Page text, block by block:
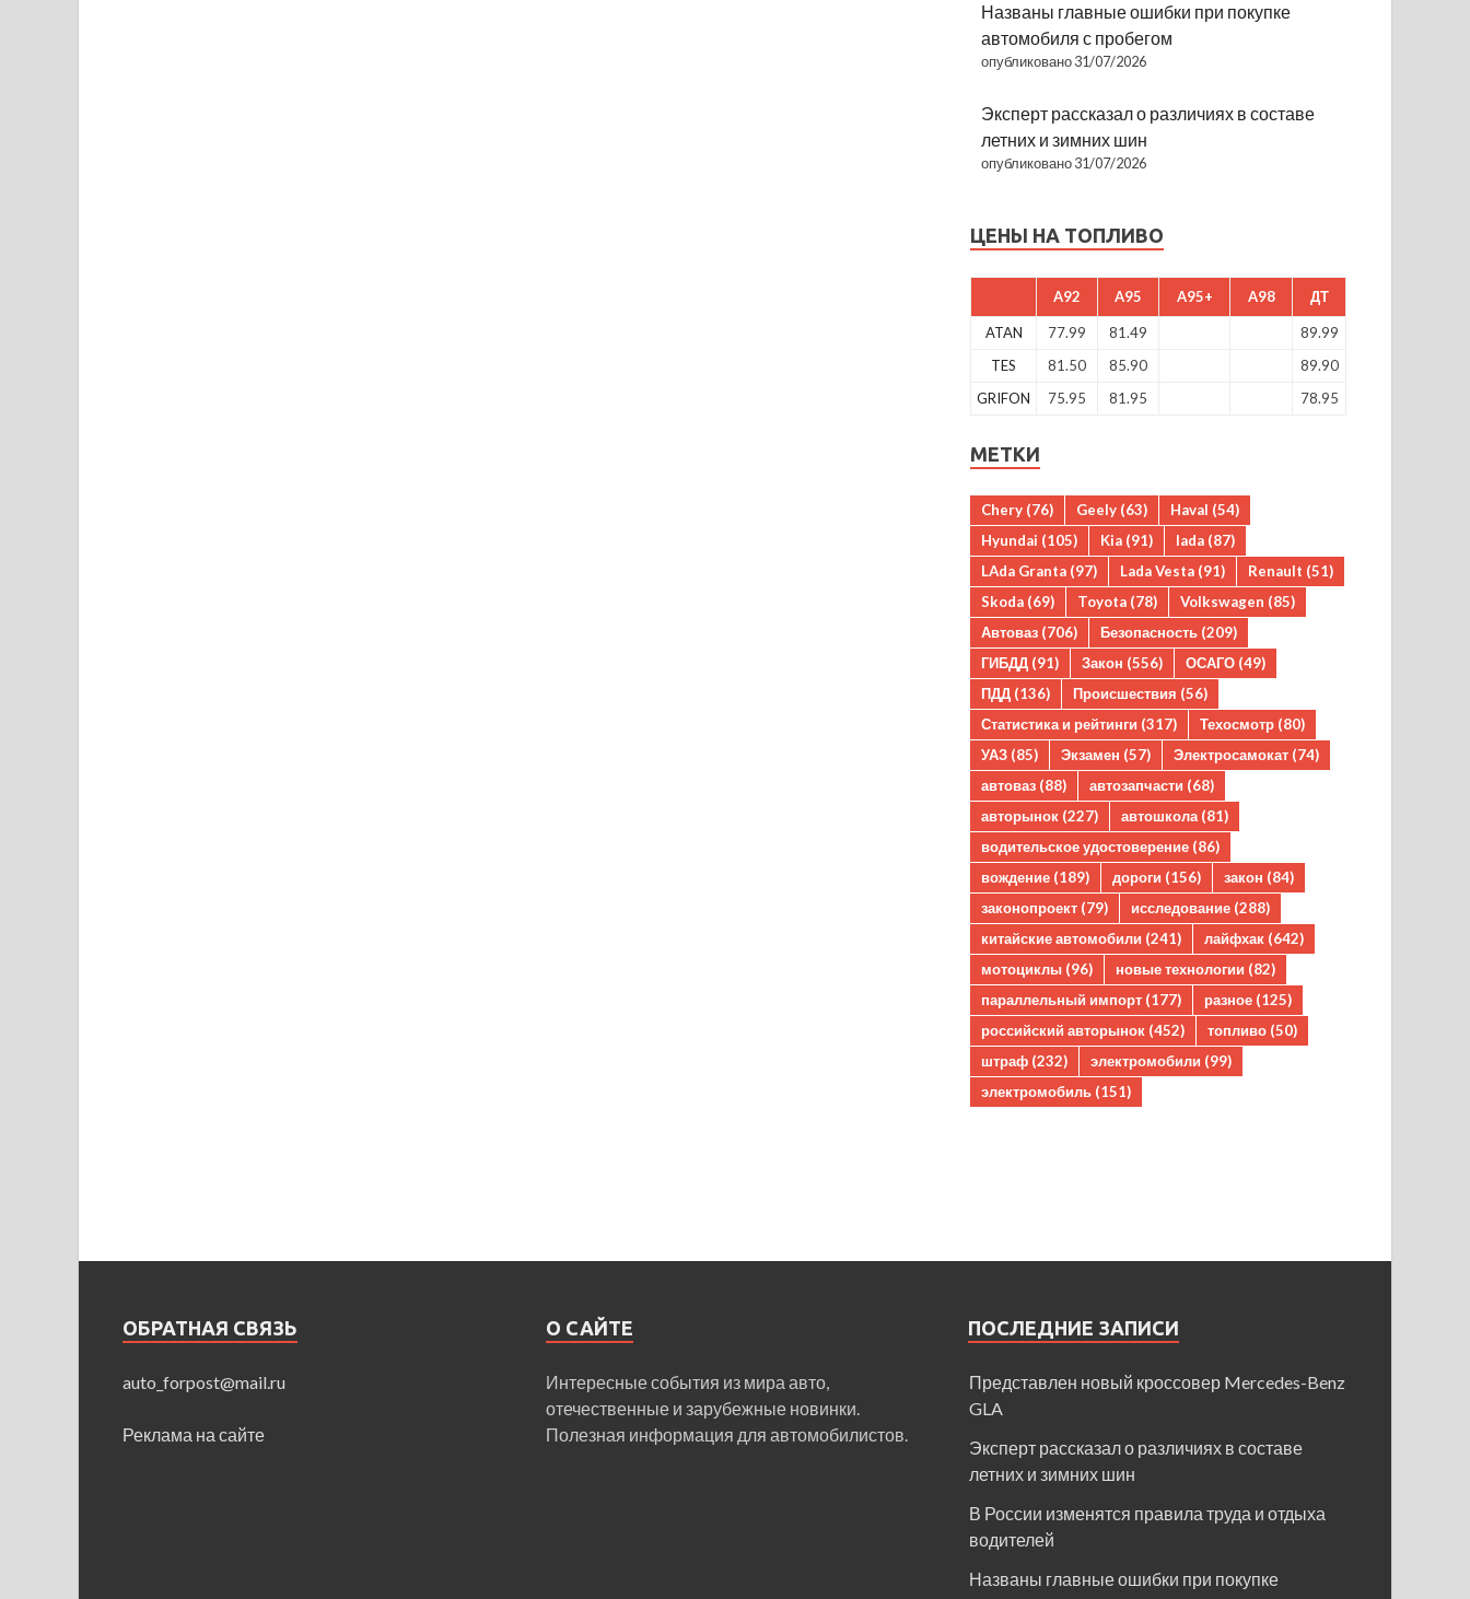
Названы главные ошибки при покупке
автомобиля с пробегом
опубликовано 31/07/2026
Эксперт рассказал о различиях в составе
летних и зимних шин
опубликовано 31/07/2026
ЦЕНЫ НА ТОПЛИВО
A92 A95 A95+ A98 ДТ
ATAN 77.99 81.49
89.99
TES
81.50 85.90
89.90
GRIFON
75.95 81.95 78.95
МЕТКИ
Chery (76) Geely (63) Haval (54)
Hyundai (105) Kia (91) lada (87)
LAda Granta (97) Lada Vesta (91) Renault (51)
Skoda (69) Toyota (78) Volkswagen (85)
Автоваз (706) Безопасность (209)
ГИБДД (91) Закон (556) ОСАГО (49)
ПДД (136) Происшествия (56)
Статистика и рейтинги (317) Техосмотр (80)
УАЗ (85) Экзамен (57) Электросамокат (74)
автоваз (88) автозапчасти (68)
авторынок (227) автошкола (81)
водительское удостоверение (86)
вождение (189) дороги (156) закон (84)
законопроект (79) исследование (288)
китайские автомобили (241) лайфхак (642)
мотоциклы (96) новые технологии (82)
параллельный импорт (177) разное (125)
российский авторынок (452) топливо (50)
штраф (232) электромобили (99)
электромобиль (151)
ОБРАТНАЯ СВЯЗЬ
auto_forpost@mail.ru
Реклама на сайте
О САЙТЕ
Интересные события из мира авто,
отечественные и зарубежные новинки.
Полезная информация для автомобилистов.
ПОСЛЕДНИЕ ЗАПИСИ
Представлен новый кроссовер Mercedes-Benz
GLA
Эксперт рассказал о различиях в составе
летних и зимних шин
В России изменятся правила труда и отдыха
водителей
Названы главные ошибки при покупке